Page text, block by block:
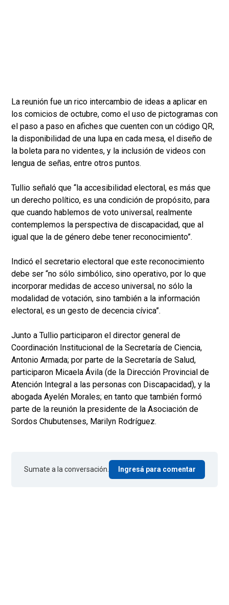
La reunión fue un rico intercambio de ideas a aplicar en
los comicios de octubre, como el uso de pictogramas con
el paso a paso en afiches que cuenten con un código QR,
la disponibilidad de una lupa en cada mesa, el diseño de
la boleta para no videntes, y la inclusión de videos con
lengua de señas, entre otros puntos.
Tullio señaló que “la accesibilidad electoral, es más que
un derecho político, es una condición de propósito, para
que cuando hablemos de voto universal, realmente
contemplemos la perspectiva de discapacidad, que al
igual que la de género debe tener reconocimiento”.
Indicó el secretario electoral que este reconocimiento
debe ser “no sólo simbólico, sino operativo, por lo que
incorporar medidas de acceso universal, no sólo la
modalidad de votación, sino también a la información
electoral, es un gesto de decencia cívica”.
Junto a Tullio participaron el director general de
Coordinación Institucional de la Secretaría de Ciencia,
Antonio Armada; por parte de la Secretaría de Salud,
participaron Micaela Ávila (de la Dirección Provincial de
Atención Integral a las personas con Discapacidad), y la
abogada Ayelén Morales; en tanto que también formó
parte de la reunión la presidente de la Asociación de
Sordos Chubutenses, Marilyn Rodríguez.
Sumate a la conversación. Ingresá para comentar